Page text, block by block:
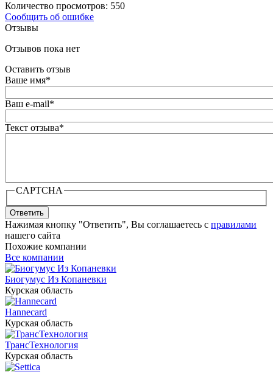
Количество просмотров: 550
Сообщить об ошибке
Отзывы
Отзывов пока нет
Оставить отзыв
Ваше имя*
Ваш e-mail*
Текст отзыва*
CAPTCHA
Ответить
Нажимая кнопку "Ответить", Вы соглашаетесь с правилами
нашего сайта
Похожие компании
Все компании
Биогумус Из Копаневки
Курская область
Hannecard
Курская область
ТрансТехнология
Курская область